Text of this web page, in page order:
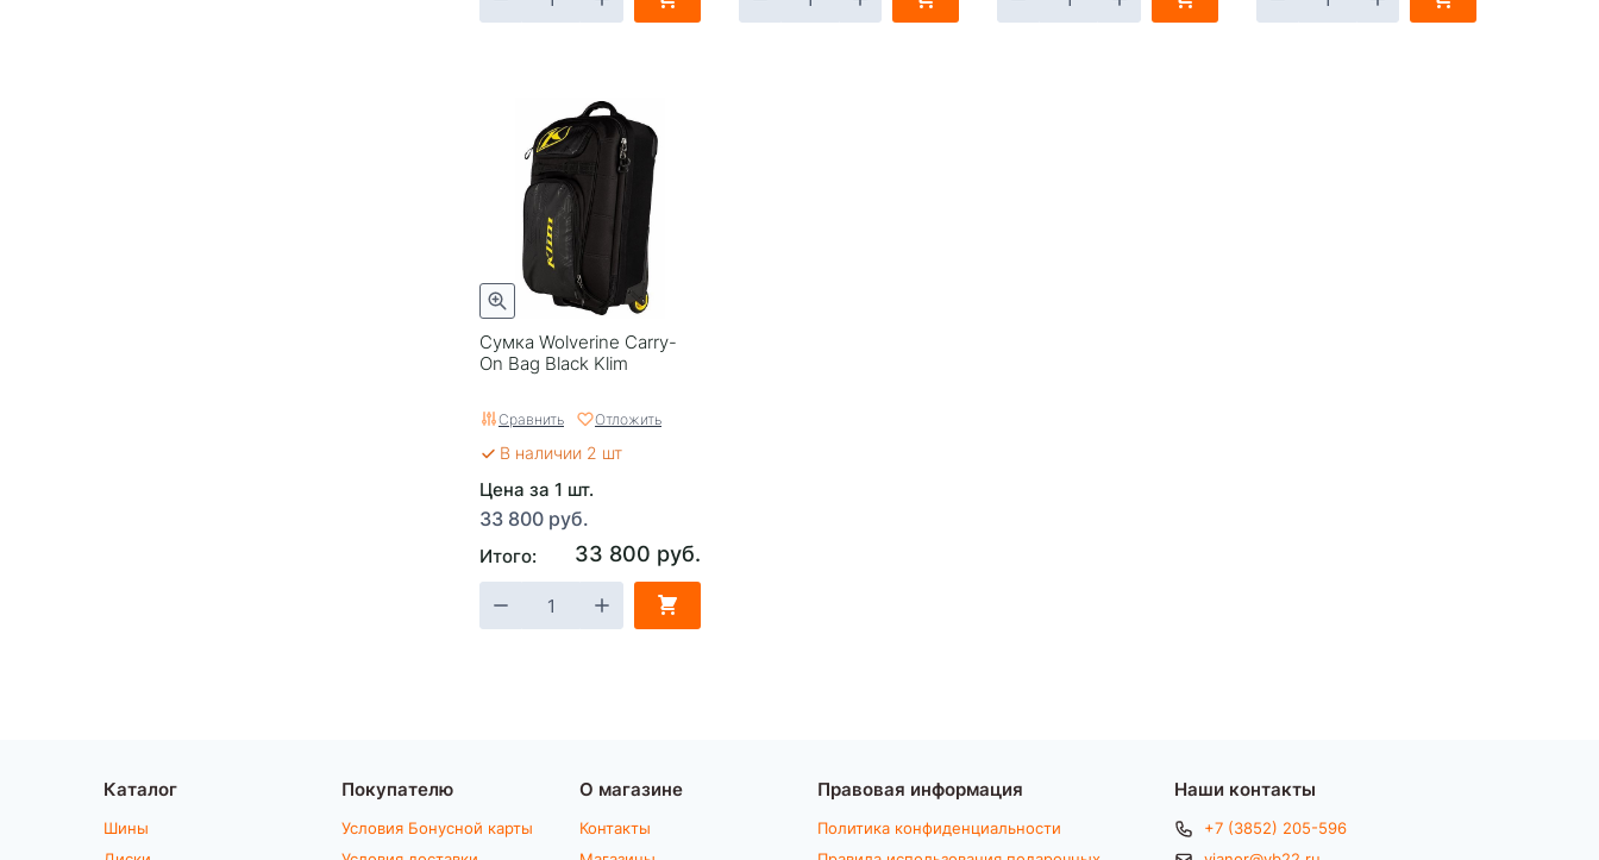
Сумка Wolverine Carry-
On Bag Black Klim
Сравнить Отложить
В наличии 2 шт
Цена за 1 шт.
33 800 руб.
Итого: 33 800 руб.
Каталог
Шины
Покупателю
Условия Бонусной карты
О магазине
Контакты
Правовая информация
Политика конфиденциальности
Наши контакты
+7 (3852) 205-596